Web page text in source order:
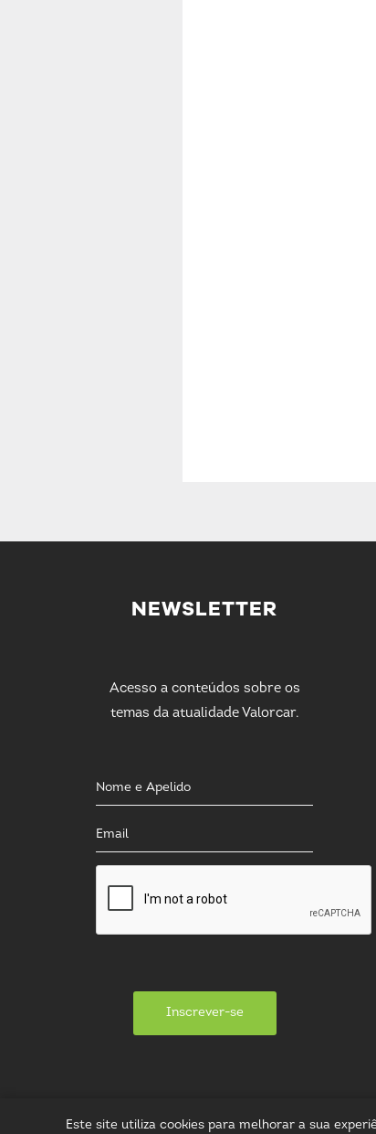
NEWSLETTER
Acesso a conteúdos sobre os
temas da atualidade Valorcar.
Inscrever-se
Este site utiliza cookies para melhorar a sua